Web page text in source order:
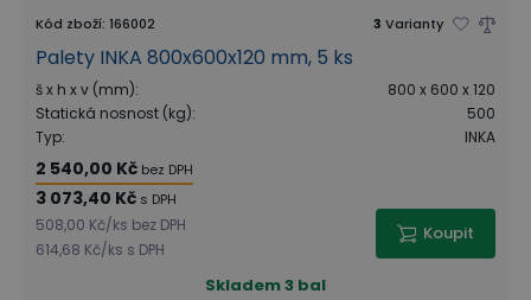
Kód zboží: 166002 3 Varianty
Palety INKA 800x600x120 mm, 5 ks
š x h x v (mm):
800 x 600 x 120
Statická nosnost (kg):
500
Typ: INKA
2 540,00 Kč bez DPH
3 073,40 Kč s DPH
508,00 Kč/ks bez DPH
614,68 Kč/ks s DPH
Koupit
Skladem3 bal